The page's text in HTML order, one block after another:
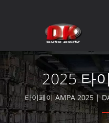
2025 타
타이페이 AMPA 2025 |
갖춘 자동차 부품 재건업